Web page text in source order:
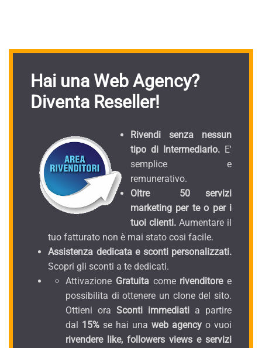
Hai una Web Agency?
Diventa Reseller!
Rivendi senza nessun
tipo di Intermediario. E'
semplice e
remunerativo.
Oltre 50 servizi
marketing per te o per i
tuoi clienti. Aumentare il
tuo fatturato non è mai stato cosi facile.
Assistenza dedicata e sconti personalizzati.
Scopri gli sconti a te dedicati.
Attivazione Gratuitacomerivenditoree
possibilita di ottenere un clone del sito.
Ottieni ora Sconti immediati a partire
dal 15% se hai una web agency o vuoi
rivendere like, followers views e servizi